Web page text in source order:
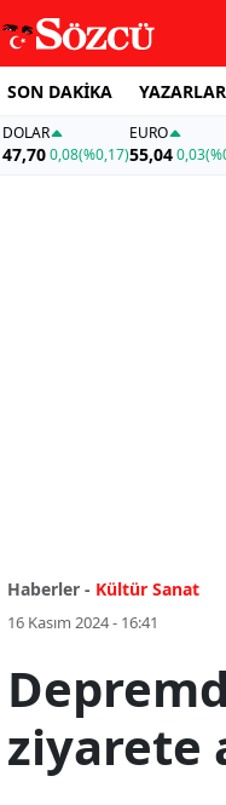
SON DAKİKA YAZARLAR
DOLAR
47,700,08(%0,17)
EURO
55,04 0,03
Haberler - Kültür Sanat
16 Kasım 2024 - 16:41
ziyarete